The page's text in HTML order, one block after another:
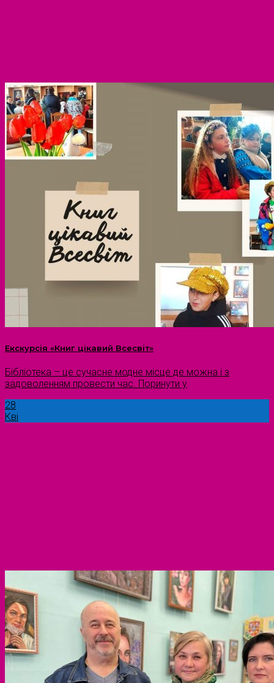
Екскурсія «Книг цікавий Всесвіт»
Бібліотека – це сучасне модне місце де можна і з
задоволенням провести час. Поринути у
28
Кві